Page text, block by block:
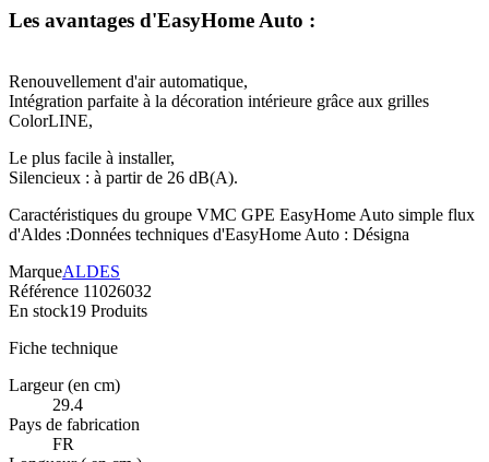
Les avantages d'EasyHome Auto :
Renouvellement d'air automatique,
Intégration parfaite à la décoration intérieure grâce aux grilles
ColorLINE,
Le plus facile à installer,
Silencieux : à partir de 26 dB(A).
Caractéristiques du groupe VMC GPE EasyHome Auto simple flux
d'Aldes :Données techniques d'EasyHome Auto : Désigna
MarqueALDES
Référence 11026032
En stock19 Produits
Fiche technique
Largeur (en cm)
29.4
Pays de fabrication
FR